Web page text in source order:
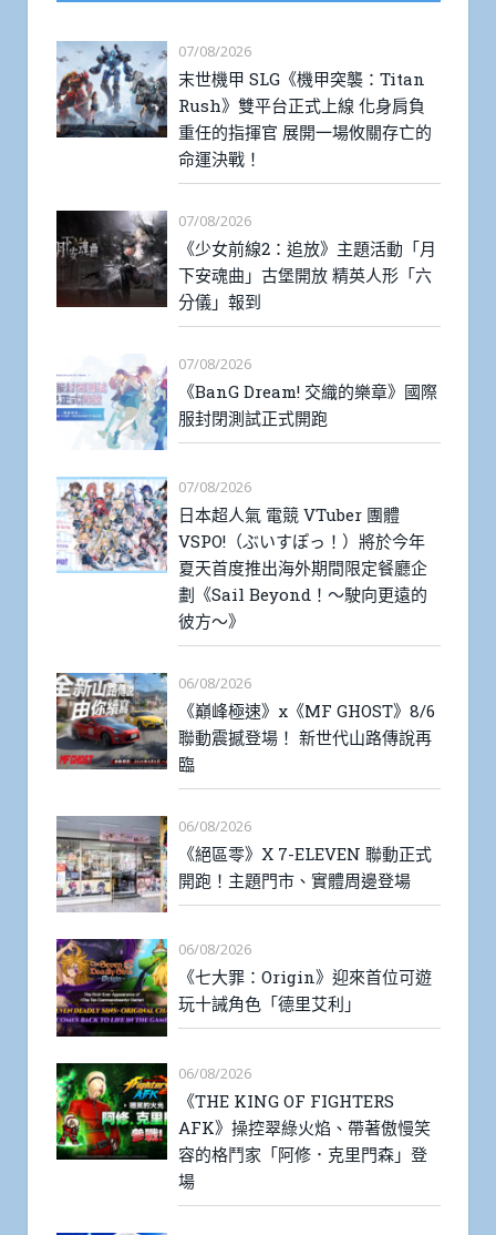
07/08/2026
末世機甲 SLG《機甲突襲：Titan
Rush》雙平台正式上線 化身肩負
重任的指揮官 展開一場攸關存亡的
命運決戰！
07/08/2026
《少女前線2：追放》主題活動「月
下安魂曲」古堡開放 精英人形「六
分儀」報到
07/08/2026
《BanG Dream! 交織的樂章》國際
服封閉測試正式開跑
07/08/2026
日本超人氣 電競 VTuber 團體
VSPO!（ぶいすぽっ！）將於今年
夏天首度推出海外期間限定餐廳企
劃《Sail Beyond！～駛向更遠的
彼方～》
06/08/2026
《巔峰極速》x《MF GHOST》8/6
聯動震撼登場！ 新世代山路傳說再
臨
06/08/2026
《絕區零》X 7-ELEVEN 聯動正式
開跑！主題門市、實體周邊登場
06/08/2026
《七大罪：Origin》迎來首位可遊
玩十誡角色「德里艾利」
06/08/2026
《THE KING OF FIGHTERS
AFK》操控翠綠火焰、帶著傲慢笑
容的格鬥家「阿修．克里門森」登
場